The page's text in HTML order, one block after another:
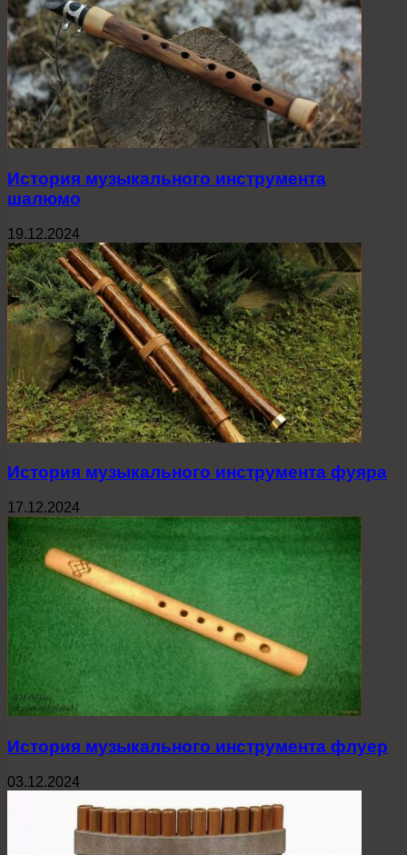
История музыкального инструмента
шалюмо
19.12.2024
История музыкального инструмента фуяра
17.12.2024
История музыкального инструмента флуер
03.12.2024